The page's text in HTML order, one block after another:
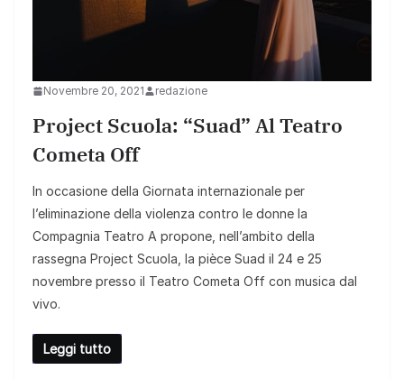
Novembre 20, 2021 redazione
Project Scuola: “Suad” Al Teatro
Cometa Off
In occasione della Giornata internazionale per
l’eliminazione della violenza contro le donne la
Compagnia Teatro A propone, nell’ambito della
rassegna Project Scuola, la pièce Suad il 24 e 25
novembre presso il Teatro Cometa Off con musica dal
vivo.
Leggi tutto